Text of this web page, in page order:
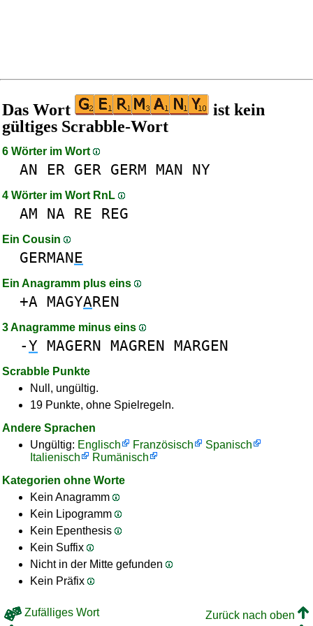
Das Wort
ist kein
gültiges Scrabble-Wort
6 Wörter im Wort
AN ER GER GERM MAN NY
4 Wörter im Wort RnL
AM NA RE REG
Ein Cousin
GERMANE
Ein Anagramm plus eins
+A MAGYAREN
3 Anagramme minus eins
-Y MAGERN MAGREN MARGEN
Scrabble Punkte
Null, ungültig.
19 Punkte, ohne Spielregeln.
Andere Sprachen
Ungültig: Englisch Französisch
Spanisch
Italienisch
Rumänisch
Kategorien ohne Worte
Kein Anagramm
Kein Lipogramm
Kein Epenthesis
Kein Suffix
Nicht in der Mitte gefunden
Kein Präfix
Zufälliges Wort
Zurück nach oben